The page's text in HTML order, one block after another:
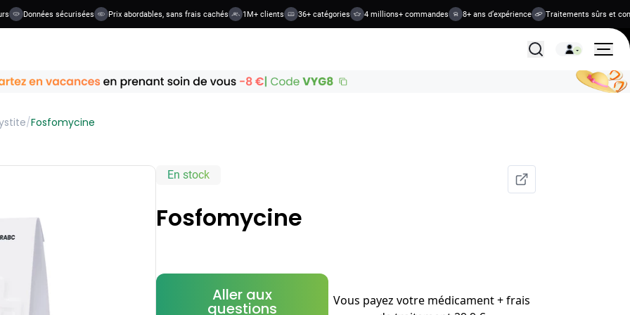
Données sécurisées Prix abordables, sans frais cachés 1M+ clients 36+ catégories 4 millions+ commandes 8+ ans d’expérience Traitements sûrs et
Tous les traitements
/Fosfomycine
En stock
Fosfomycine
Aller aux
questions
Vous payez votre médicament + frais